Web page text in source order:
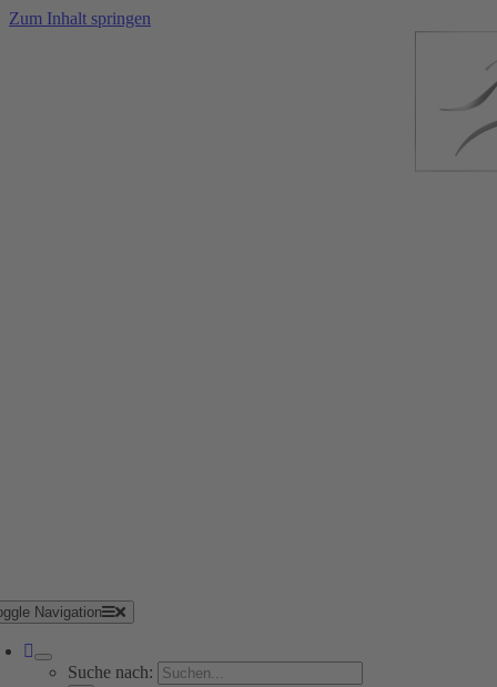
Zum Inhalt springen
Navigation
Suche nach: